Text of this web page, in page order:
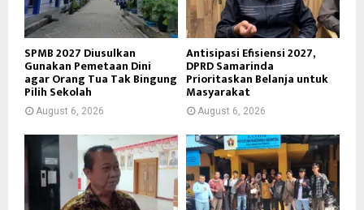
SPMB 2027 Diusulkan
Gunakan Pemetaan Dini
agar Orang Tua Tak Bingung
Pilih Sekolah
August 6, 2026
Antisipasi Efisiensi 2027,
DPRD Samarinda
Prioritaskan Belanja untuk
Masyarakat
August 6, 2026